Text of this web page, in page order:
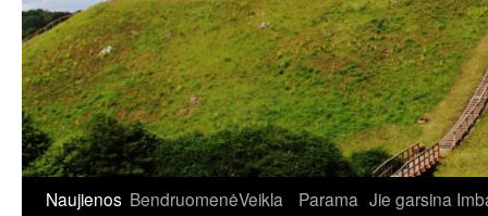
Naujienos BendruomenėVeikla Parama Jie garsina